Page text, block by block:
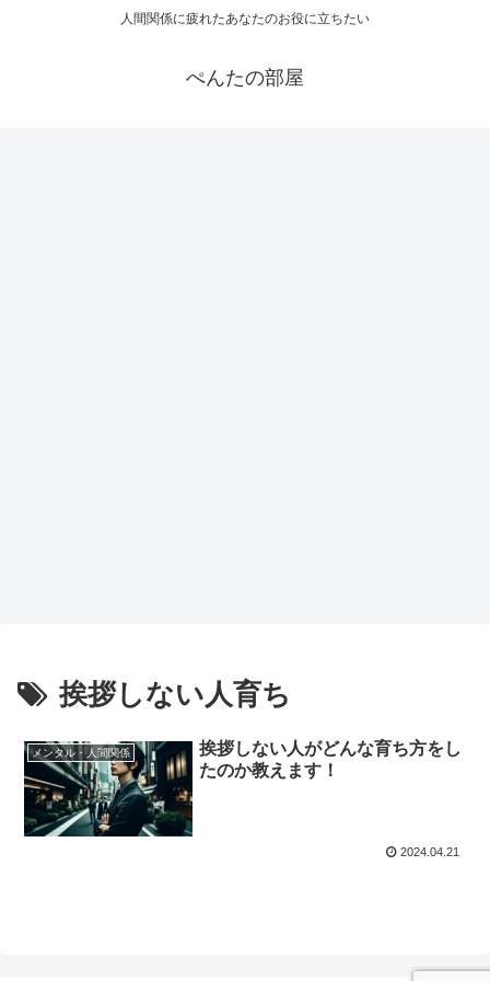
人間関係に疲れたあなたのお役に立ちたい
ぺんたの部屋
挨拶しない人育ち
メンタル・人間関係
挨拶しない人がどんな育ち方をし
たのか教えます！
2024.04.21